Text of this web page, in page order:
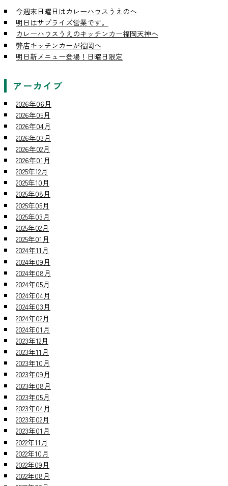
今週末日曜日はカレーハウスうえのへ
明日はサプライズ営業です。
カレーハウスうえのキッチンカー福岡天神へ
弊店キッチンカーが福岡へ
明日新メニュー登場！日曜日限定
アーカイブ
2026年06月
2026年05月
2026年04月
2026年03月
2026年02月
2026年01月
2025年12月
2025年10月
2025年08月
2025年05月
2025年03月
2025年02月
2025年01月
2024年11月
2024年09月
2024年08月
2024年05月
2024年04月
2024年03月
2024年02月
2024年01月
2023年12月
2023年11月
2023年10月
2023年09月
2023年08月
2023年05月
2023年04月
2023年02月
2023年01月
2022年11月
2022年10月
2022年09月
2022年08月